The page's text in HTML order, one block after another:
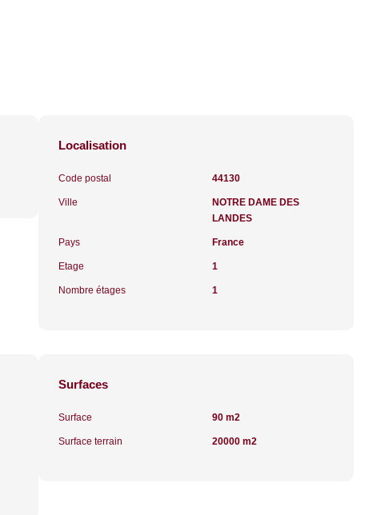
Localisation
Code postal 44130
Ville
NOTRE DAME DES
LANDES
Pays France
Etage 1
Nombre étages 1
Surfaces
Surface 90 m2
Surface terrain 20000 m2